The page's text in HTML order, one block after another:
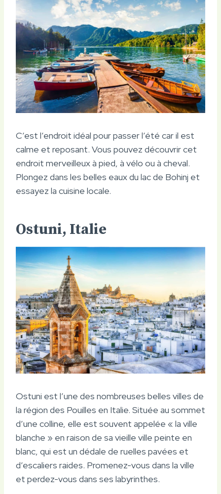
C’est l’endroit idéal pour passer l’été car il est
calme et reposant. Vous pouvez découvrir cet
endroit merveilleux à pied, à vélo ou à cheval.
Plongez dans les belles eaux du lac de Bohinj et
essayez la cuisine locale.
Ostuni, Italie
Ostuni est l’une des nombreuses belles villes de
la région des Pouilles en Italie. Située au sommet
d’une colline, elle est souvent appelée « la ville
blanche » en raison de sa vieille ville peinte en
blanc, qui est un dédale de ruelles pavées et
d’escaliers raides. Promenez-vous dans la ville
et perdez-vous dans ses labyrinthes.